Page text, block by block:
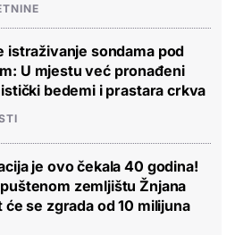
istraživanje sondama pod
U mjestu već pronađeni
bedemi i prastara crkva
je ovo čekala 40 godina!
zemljištu Žnjana
će se zgrada od 10 milijuna